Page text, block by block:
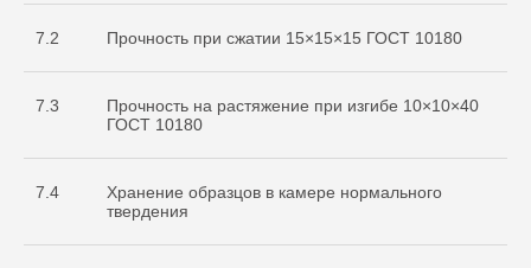
7.2 Прочность при сжатии 15×15×15 ГОСТ 10180
7.3
Прочность на растяжение при изгибе 10×10×40
ГОСТ 10180
7.4
Хранение образцов в камере нормального
твердения